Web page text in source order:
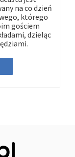
na co dzień
którego
gościem
dzieląc